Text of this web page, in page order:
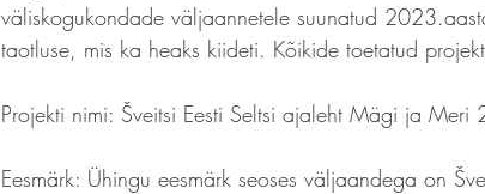
väliskogukondade väljaannetele suunatud
taotluse, mis ka heaks kiideti. Kõikide toetatud
Projekti nimi: Šveitsi Eesti Seltsi ajaleht Mägi ja Meri
Eesmärk: Ühingu eesmärk seoses väljaandega on